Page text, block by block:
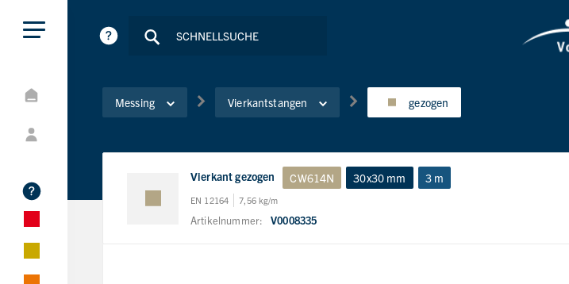
Messing Vierkantstangen gezogen
Vierkant gezogen CW614N 30x30 mm 3 m
EN 12164 7,56 kg/m
Artikelnummer: V0008335